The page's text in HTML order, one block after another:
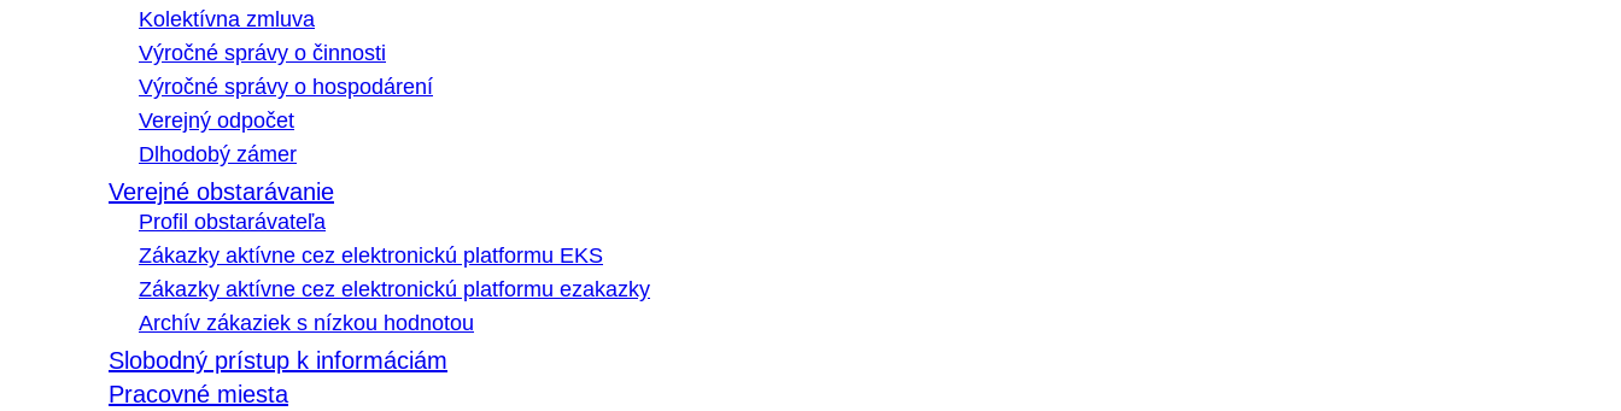
Kolektívna zmluva
Výročné správy o činnosti
Výročné správy o hospodárení
Verejný odpočet
Dlhodobý zámer
Verejné obstarávanie
Profil obstarávateľa
Zákazky aktívne cez elektronickú platformu EKS
Zákazky aktívne cez elektronickú platformu ezakazky
Archív zákaziek s nízkou hodnotou
Slobodný prístup k informáciám
Pracovné miesta